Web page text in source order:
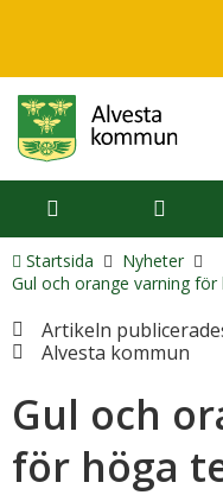
Startsida
Nyheter
Gul och orange varning
Artikeln
Alvesta kommun
Gul och
för höga